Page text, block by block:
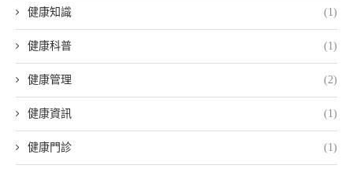
健康知識 (1)
健康科普 (1)
健康管理 (2)
健康資訊 (1)
健康門診 (1)